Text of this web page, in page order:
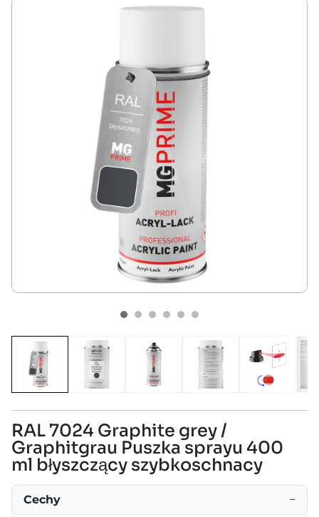
RAL 7024 Graphite grey /
Graphitgrau Puszka sprayu 400
ml błyszczący szybkoschnacy
Cechy −